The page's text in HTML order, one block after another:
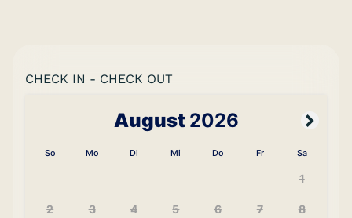
CHECK IN - CHECK OUT
August 2026
So Mo Di Mi Do Fr Sa
1
2 3 4 5 6 7 8